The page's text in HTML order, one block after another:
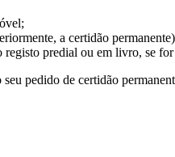
a certidão
predial ou em livro, se for
seu pedido de certidão